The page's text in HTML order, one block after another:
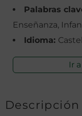
Palabras
Enseñanza,
Idioma:
Ir
Descripción